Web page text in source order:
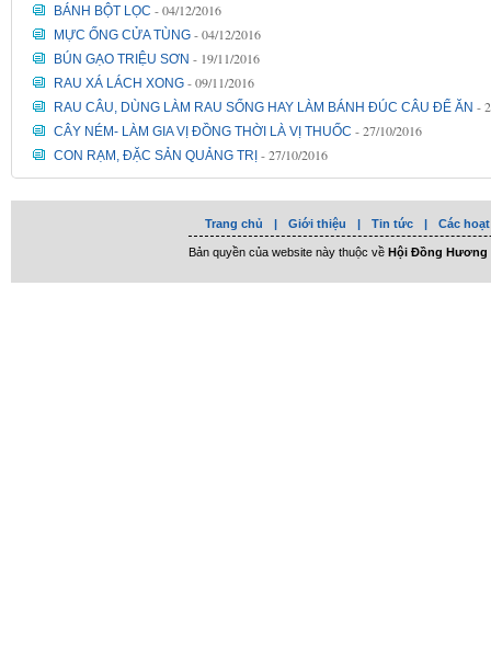
BÁNH BỘT LỌC - 04/12/2016
MỰC ỐNG CỬA TÙNG - 04/12/2016
BÚN GẠO TRIỆU SƠN - 19/11/2016
RAU XÁ LÁCH XONG - 09/11/2016
RAU CÂU, DÙNG LÀM RAU SỐNG HAY LÀM BÁNH ĐÚC CÂU ĐỂ ĂN -
CÂY NÉM- LÀM GIA VỊ ĐỒNG THỜI LÀ VỊ THUỐC - 27/10/2016
CON RẠM, ĐẶC SẢN QUẢNG TRỊ - 27/10/2016
Trang chủ | Giới thiệu | Tin tức | Các
Bản quyền của website này thuộc về Hội Đồng Hương